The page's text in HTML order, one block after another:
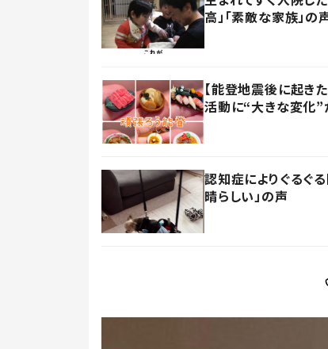
高」「素敵な家族」の
【能登地震後に起き
活動に“大きな変化”
認知症によりぐるぐ
晴らしい」の声